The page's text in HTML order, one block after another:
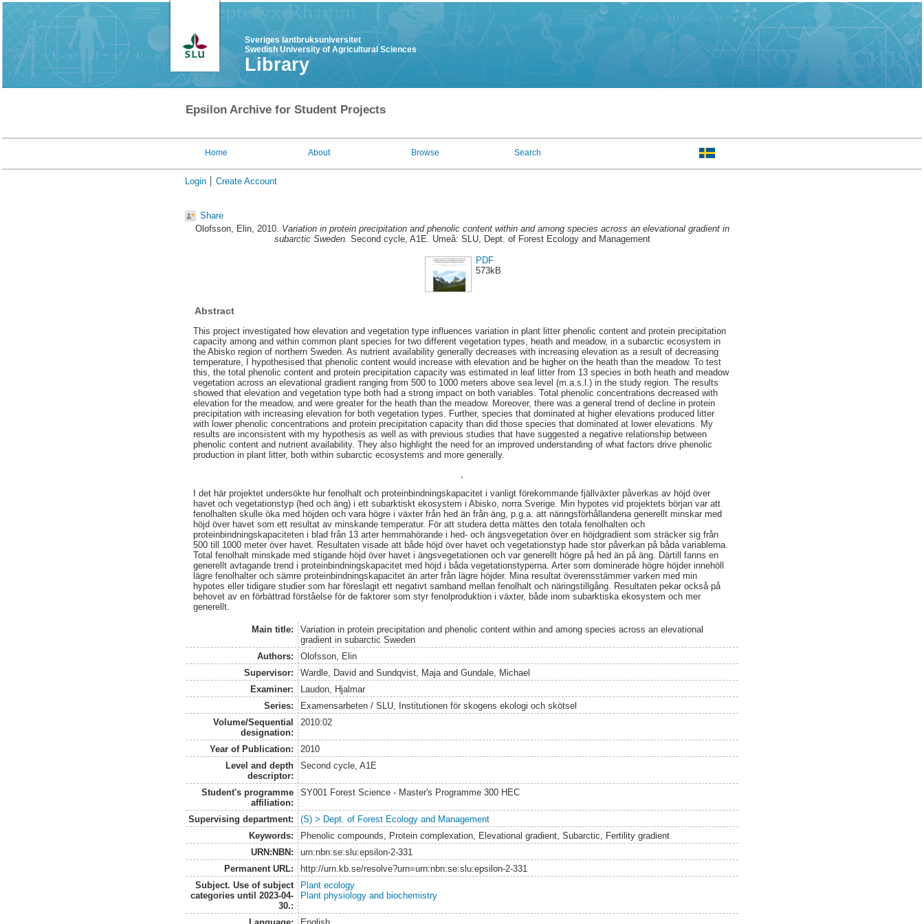
Sveriges lantbruksuniversitet
Swedish University of Agricultural Sciences
Library
Epsilon Archive for Student Projects
Home About Browse Search
Login Create Account
Share
Olofsson, Elin, 2010. Variation in protein precipitation and phenolic content within and among species across an elevational gradient in
subarctic Sweden. Second cycle, A1E. Umeå: SLU, Dept. of Forest Ecology and Management
PDF
573kB
Abstract
This project investigated how elevation and vegetation type influences variation in plant litter phenolic content and protein precipitation
capacity among and within common plant species for two different vegetation types, heath and meadow, in a subarctic ecosystem in
the Abisko region of northern Sweden. As nutrient availability generally decreases with increasing elevation as a result of decreasing
temperature, I hypothesised that phenolic content would increase with elevation and be higher on the heath than the meadow. To test
this, the total phenolic content and protein precipitation capacity was estimated in leaf litter from 13 species in both heath and meadow
vegetation across an elevational gradient ranging from 500 to 1000 meters above sea level (m.a.s.l.) in the study region. The results
showed that elevation and vegetation type both had a strong impact on both variables. Total phenolic concentrations decreased with
elevation for the meadow, and were greater for the heath than the meadow. Moreover, there was a general trend of decline in protein
precipitation with increasing elevation for both vegetation types. Further, species that dominated at higher elevations produced litter
with lower phenolic concentrations and protein precipitation capacity than did those species that dominated at lower elevations. My
results are inconsistent with my hypothesis as well as with previous studies that have suggested a negative relationship between
phenolic content and nutrient availability. They also highlight the need for an improved understanding of what factors drive phenolic
production in plant litter, both within subarctic ecosystems and more generally.
I det här projektet undersökte hur fenolhalt och proteinbindningskapacitet i vanligt förekommande fjällväxter påverkas av höjd över
havet och vegetationstyp (hed och äng) i ett subarktiskt ekosystem i Abisko, norra Sverige. Min hypotes vid projektets början var att
fenolhalten skulle öka med höjden och vara högre i växter från hed än från äng, p.g.a. att näringsförhållandena generellt minskar med
höjd över havet som ett resultat av minskande temperatur. För att studera detta mättes den totala fenolhalten och
proteinbindningskapaciteten i blad från 13 arter hemmahörande i hed- och ängsvegetation över en höjdgradient som sträcker sig från
500 till 1000 meter över havet. Resultaten visade att både höjd över havet och vegetationstyp hade stor påverkan på båda variablerna.
Total fenolhalt minskade med stigande höjd över havet i ängsvegetationen och var generellt högre på hed än på äng. Därtill fanns en
generellt avtagande trend i proteinbindningskapacitet med höjd i båda vegetationstyperna. Arter som dominerade högre höjder innehöll
lägre fenolhalter och sämre proteinbindningskapacitet än arter från lägre höjder. Mina resultat överensstämmer varken med min
hypotes eller tidigare studier som har föreslagit ett negativt samband mellan fenolhalt och näringstillgång. Resultaten pekar också på
behovet av en förbättrad förståelse för de faktorer som styr fenolproduktion i växter, både inom subarktiska ekosystem och mer
generellt.
Main title:
Variation in protein precipitation and phenolic content within and among species across an elevational
gradient in subarctic Sweden
Authors:
Olofsson, Elin
Supervisor:
Wardle, Davidand Sundqvist, Majaand Gundale, Michael
Examiner:
Laudon, Hjalmar
Series:
Examensarbeten / SLU, Institutionen för skogens ekologi och skötsel
Volume/Sequential
designation:
2010:02
Year of Publication:
2010
Level and depth
descriptor:
Second cycle, A1E
Student's programme
affiliation:
SY001 Forest Science - Master's Programme 300 HEC
Supervising department:
(S) > Dept. of Forest Ecology and Management
Keywords:
Phenolic compounds, Protein complexation, Elevational gradient, Subarctic, Fertility gradient
URN:NBN:
urn:nbn:se:slu:epsilon-2-331
Permanent URL:
http://urn.kb.se/resolve?urn=urn:nbn:se:slu:epsilon-2-331
Subject. Use of subject
categories until 2023-04-
30.:
Plant ecology
Plant physiology and biochemistry